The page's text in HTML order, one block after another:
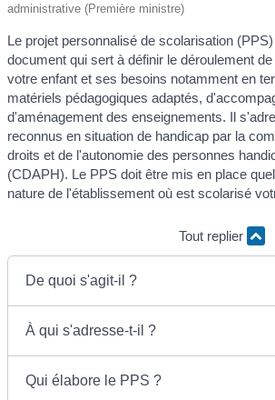
administrative (Première ministre)
Le projet personnalisé de scolarisation
document qui sert à définir le déroulement
votre enfant et ses besoins notamment en
matériels pédagogiques adaptés,
d'aménagement des enseignements. Il
reconnus en situation de handicap par la
droits et de l'autonomie des personnes
(CDAPH). Le PPS doit être mis en place
nature de l'établissement où est scolarisé
Tout replier
De quoi s'agit-il ?
À qui s'adresse-t-il ?
Qui élabore le PPS ?